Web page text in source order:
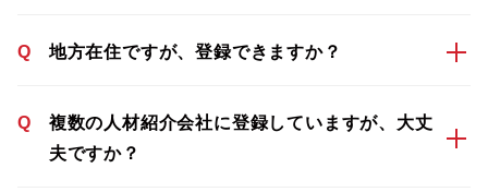
Q 地方在住ですが、登録できますか？
Q
複数の人材紹介会社に登録していますが、大丈
夫ですか？